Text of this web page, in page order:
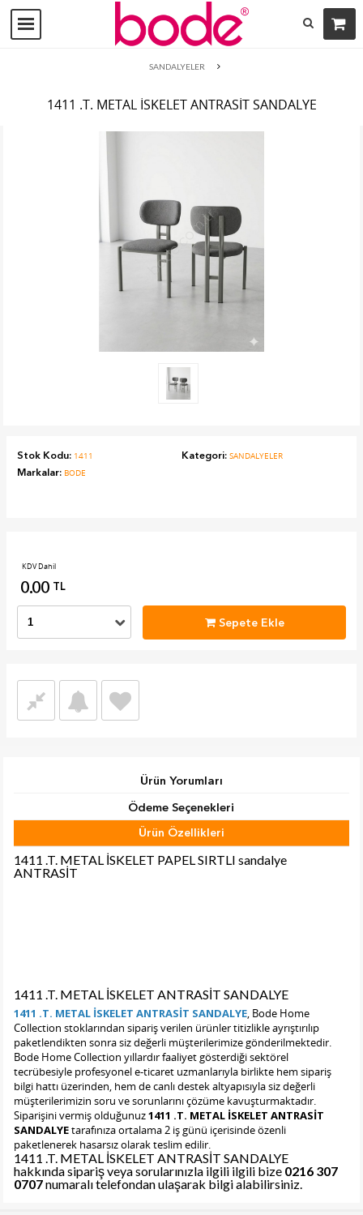
SANDALYELER
1411 .T. METAL İSKELET ANTRASİT SANDALYE
Stok Kodu: 1411 Kategori:SANDALYELER
Markalar: BODE
KDV Dahil
0.00 TL
Sepete Ekle
Ürün Özellikleri
Ürün Yorumları
Ödeme Seçenekleri
Tab Başlık 2
1411 .T. METAL İSKELET PAPEL SIRTLI sandalye
ANTRASİT
1411 .T. METAL İSKELET ANTRASİT SANDALYE
1411 .T. METAL İSKELET ANTRASİT SANDALYE, Bode Home
Collection stoklarından sipariş verilen ürünler titizlikle ayrıştırılıp
paketlendikten sonra siz değerli müşterilerimize gönderilmektedir.
Bode Home Collection yıllardır faaliyet gösterdiği sektörel
tecrübesiyle profesyonel e-ticaret uzmanlarıyla birlikte hem sipariş
bilgi hattı üzerinden, hem de canlı destek altyapısıyla siz değerli
müşterilerimizin soru ve sorunlarını çözüme kavuşturmaktadır.
Siparişini vermiş olduğunuz1411 .T. METAL İSKELET ANTRASİT
SANDALYEtarafınıza ortalama 2 iş günü içerisinde özenli
paketlenerek hasarsız olarak teslim edilir.
1411 .T. METAL İSKELET ANTRASİT SANDALYE
hakkında sipariş veya sorularınızla ilgili ilgili bize 0216 307
0707numaralı telefondan ulaşarak bilgi alabilirsiniz.